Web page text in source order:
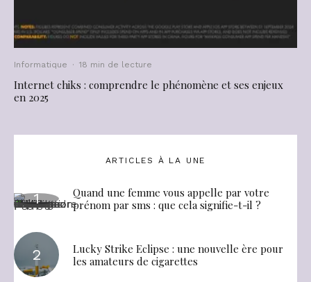
Informatique · 18 min de lecture
Internet chiks : comprendre le phénomène et ses enjeux
en 2025
ARTICLES À LA UNE
Quand une femme vous appelle par votre
prénom par sms : que cela signifie-t-il ?
Lucky Strike Eclipse : une nouvelle ère pour
les amateurs de cigarettes